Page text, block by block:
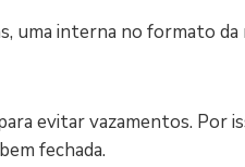
uma interna no formato
evitar vazamentos. Por
fechada.